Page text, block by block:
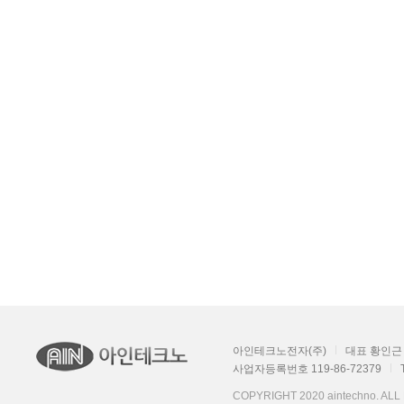
아인테크노전자(주)
대표 황인근
사업자등록번호 119-86-72379
COPYRIGHT 2020 aintechno.